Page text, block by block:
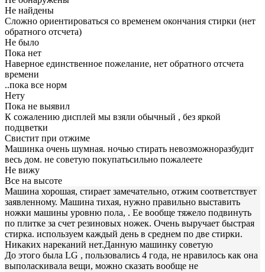
Не найдены
Сложно ориентироваться со временем окончания стирки (нет
обратного отсчета)
Не было
Пока нет
Наверное единственное пожелание, нет обратного отсчета
времени
..пока все норм
Нету
Пока не выявил
К сожалению дисплей мы взяли обычный , без яркой
подцветки
Свистит при отжиме
Машинка очень шумная. ночью стирать невозможноразбудит
весь дом. не советую покупатьсильно пожалеете
Не вижу
Все на высоте
Машина хорошая, стирает замечательно, отжим соответствует
заявленному. Машина тихая, нужно правильно выставить
ножки машины уровню пола, . Ее вообще тяжело подвинуть
по плитке за счет резиновых ножек. Очень выручает быстрая
стирка. используем каждый день в среднем по две стирки.
Никаких нареканий нет.Данную машинку советую
До этого была LG , пользовались 4 года, не нравилось как она
выполаскивала вещи, можно сказать вообще не